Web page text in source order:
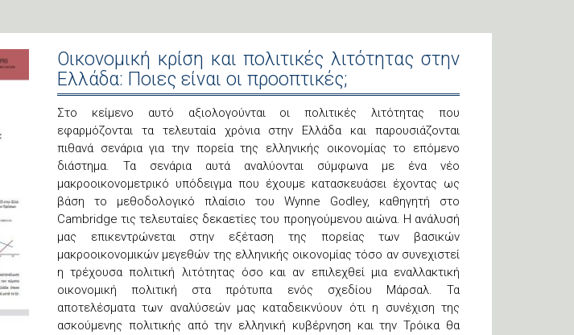
Οικονομική κρίση και πολιτικές λιτότητας στην
Ελλάδα: Ποιες είναι οι προοπτικές;
Στο κείμενο αυτό αξιολογούνται οι πολιτικές λιτότητας που
εφαρμόζονται τα τελευταία χρόνια στην Ελλάδα και παρουσιάζονται
πιθανά σενάρια για την πορεία της ελληνικής οικονομίας το επόμενο
διάστημα. Τα σενάρια αυτά αναλύονται σύμφωνα με ένα νέο
μακροοικονομετρικό υπόδειγμα που έχουμε κατασκευάσει έχοντας ως
βάση το μεθοδολογικό πλαίσιο του Wynne Godley, καθηγητή στο
Cambridge τις τελευταίες δεκαετίες του προηγούμενου αιώνα. Η ανάλυσή
μας επικεντρώνεται στην εξέταση της πορείας των βασικών
μακροοικονομικών μεγεθών της ελληνικής οικονομίας τόσο αν συνεχιστεί
η τρέχουσα πολιτική λιτότητας όσο και αν επιλεχθεί μια εναλλακτική
οικονομική πολιτική στα πρότυπα ενός σχεδίου Μάρσαλ. Τα
αποτελέσματα των αναλύσεών μας καταδεικνύουν ότι η συνέχιση της
ασκούμενης πολιτικής από την ελληνική κυβέρνηση και την Τρόικα θα